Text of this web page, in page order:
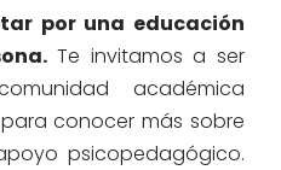
por una educación
Te invitamos a ser
académica
conocer más sobre
psicopedagógico.